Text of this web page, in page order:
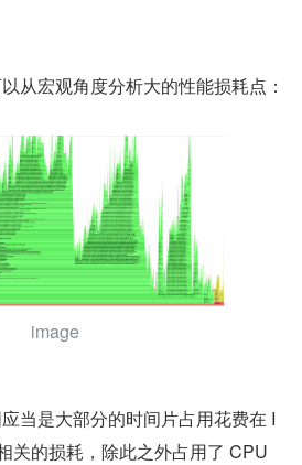
从宏观角度分析大的性能损耗点：
image
当是大部分的时间片占用花费在 I
关的损耗，除此之外占用了 CPU